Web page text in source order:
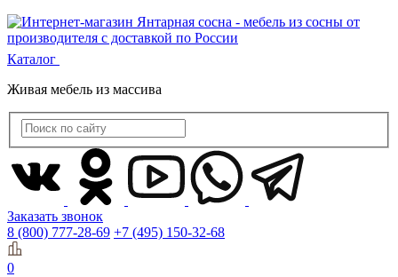
Каталог
Живая мебель из массива
Заказать звонок
8 (800) 777-28-69 +7 (495) 150-32-68
0